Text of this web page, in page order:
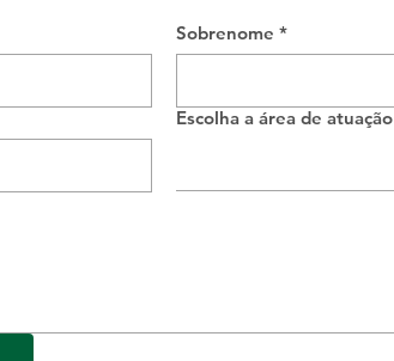
Sobrenome *
Escolha a área de atuação